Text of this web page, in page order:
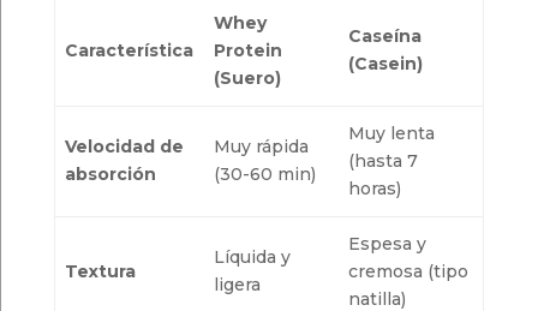
Característica
Whey
Protein
(Suero)
Caseína
(Casein)
Velocidad de
absorción
Muy rápida
(30-60 min)
Muy lenta
(hasta 7
horas)
Textura
Líquida y
ligera
Espesa y
cremosa (tipo
natilla)